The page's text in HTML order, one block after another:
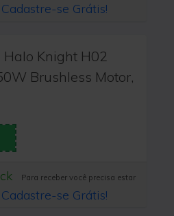
Cadastre-se Grátis!
Halo Knight H02
Brushless Motor,
Para receber você precisa estar
Cadastre-se Grátis!